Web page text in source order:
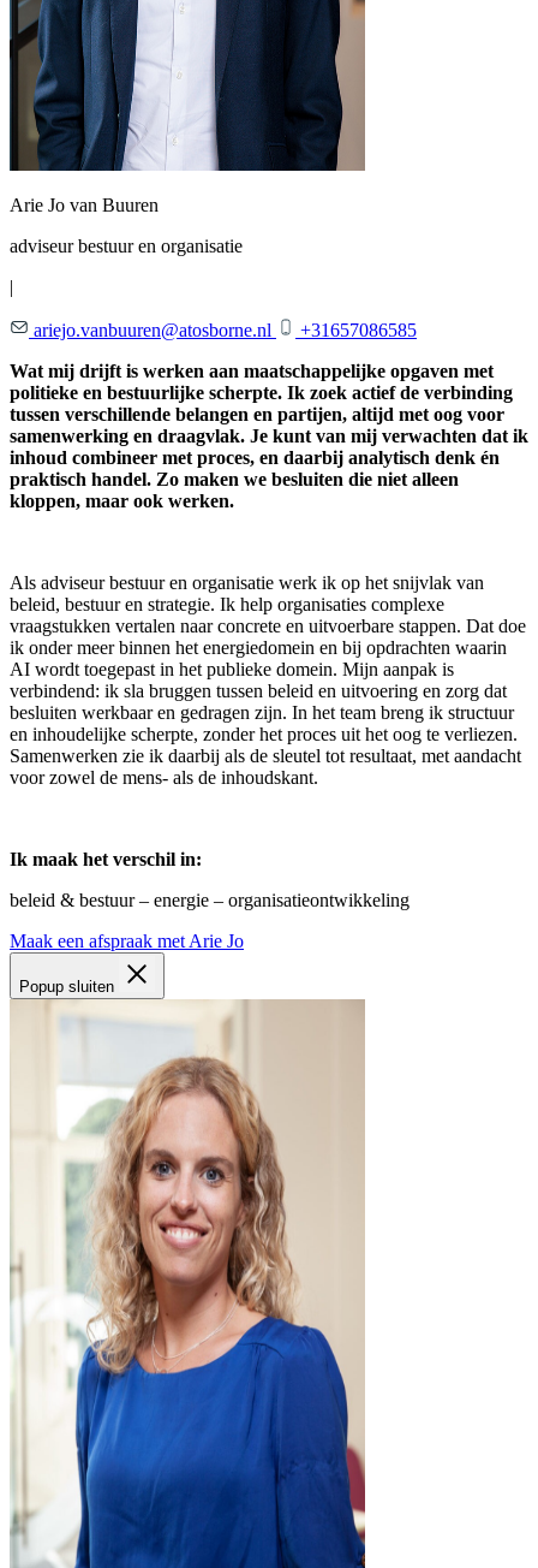
Arie Jo van Buuren
adviseur bestuur en organisatie
|
ariejo.vanbuuren@atosborne.nl
+31657086585
Wat mij drijft is werken aan maatschappelijke opgaven met
politieke en bestuurlijke scherpte. Ik zoek actief de verbinding
tussen verschillende belangen en partijen, altijd met oog voor
samenwerking en draagvlak. Je kunt van mij verwachten dat ik
inhoud combineer met proces, en daarbij analytisch denk én
praktisch handel. Zo maken we besluiten die niet alleen
kloppen, maar ook werken.
Als adviseur bestuur en organisatie werk ik op het snijvlak van
beleid, bestuur en strategie. Ik help organisaties complexe
vraagstukken vertalen naar concrete en uitvoerbare stappen. Dat doe
ik onder meer binnen het energiedomein en bij opdrachten waarin
AI wordt toegepast in het publieke domein. Mijn aanpak is
verbindend: ik sla bruggen tussen beleid en uitvoering en zorg dat
besluiten werkbaar en gedragen zijn. In het team breng ik structuur
en inhoudelijke scherpte, zonder het proces uit het oog te verliezen.
Samenwerken zie ik daarbij als de sleutel tot resultaat, met aandacht
voor zowel de mens- als de inhoudskant.
Ik maak het verschil in:
beleid & bestuur – energie – organisatieontwikkeling
Maak een afspraak met Arie Jo
Popup sluiten